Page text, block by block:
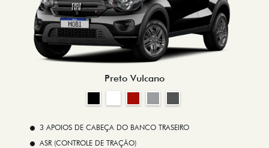
Preto Vulcano
3 APOIOS DE CABEÇA DO BANCO TRASEIRO
ASR (CONTROLE DE TRAÇÃO)